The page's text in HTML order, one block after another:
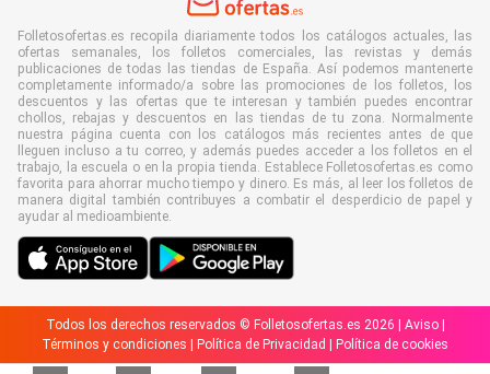
Folletosofertas.es recopila diariamente todos los catálogos actuales, las
ofertas semanales, los folletos comerciales, las revistas y demás
publicaciones de todas las tiendas de España. Así podemos mantenerte
completamente informado/a sobre las promociones de los folletos, los
descuentos y las ofertas que te interesan y también puedes encontrar
chollos, rebajas y descuentos en las tiendas de tu zona. Normalmente
nuestra página cuenta con los catálogos más recientes antes de que
lleguen incluso a tu correo, y además puedes acceder a los folletos en el
trabajo, la escuela o en la propia tienda. Establece Folletosofertas.es como
favorita para ahorrar mucho tiempo y dinero. Es más, al leer los folletos de
manera digital también contribuyes a combatir el desperdicio de papel y
ayudar al medioambiente.
Todos los derechos reservados © Folletosofertas.es 2026 | Aviso|
Términos y condiciones
Política de Privacidad Política de cookies